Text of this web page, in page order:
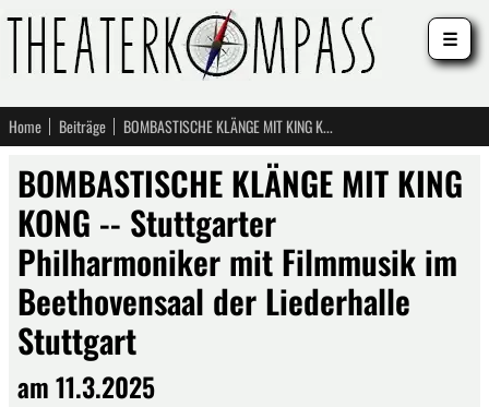
Home Beiträge BOMBASTISCHE KLÄNGE MIT KING KONG -- Stuttgarter Philharmoniker mit Filmmusik im Beethovensaal der Liederhalle Stuttgart
BOMBASTISCHE KLÄNGE MIT KING
KONG -- Stuttgarter
Philharmoniker mit Filmmusik im
Beethovensaal der Liederhalle
Stuttgart
am 11.3.2025
☰